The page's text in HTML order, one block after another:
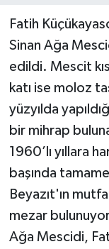
Fatih
Sinan Ağa
edildi. Mescit
katı ise moloz
yüzyılda
bir mihrap
1960’lı yıllara
başında
Beyazıt'ın
mezar
Ağa Mescidi,